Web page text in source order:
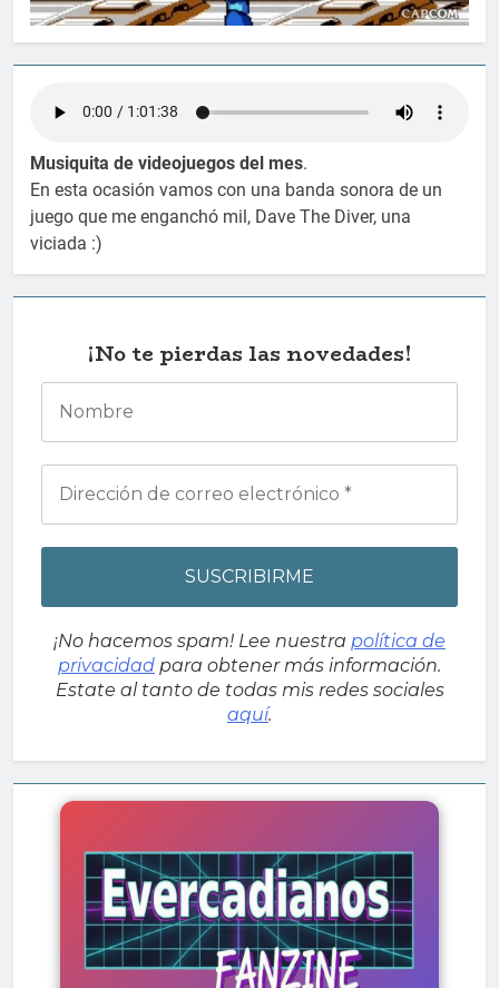
Musiquita de videojuegos del mes.
En esta ocasión vamos con una banda sonora de un
juego que me enganchó mil, Dave The Diver, una
viciada :)
¡No te pierdas las novedades!
¡No hacemos spam! Lee nuestra política de
privacidad para obtener más información.
Estate al tanto de todas mis redes sociales
aquí.